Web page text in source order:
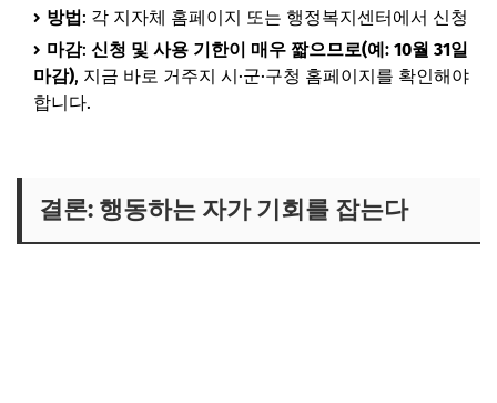
방법: 각 지자체 홈페이지 또는 행정복지센터에서 신청
마감: 신청 및 사용 기한이 매우 짧으므로(예: 10월 31일
마감), 지금 바로 거주지 시·군·구청 홈페이지를 확인해야
합니다.
결론: 행동하는 자가 기회를 잡는다